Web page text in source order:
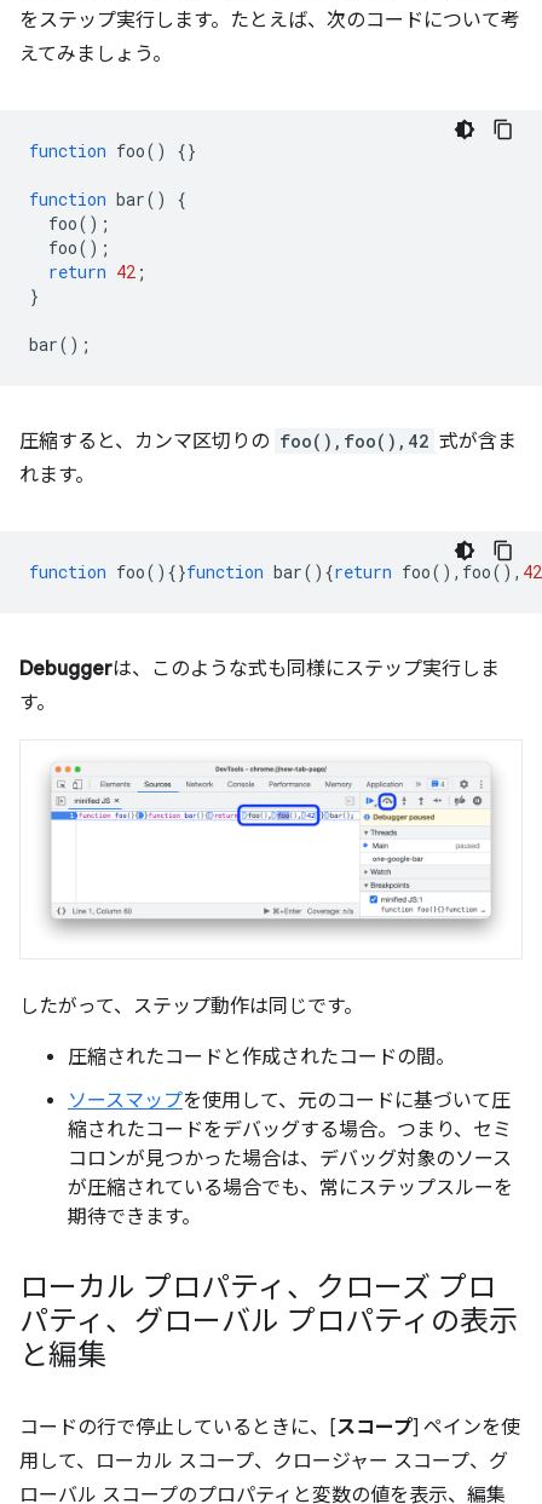
をステップ実行します。たとえば、次のコードについて考
えてみましょう。
function foo() {}
function bar()
{
foo();
foo();
return 42 ;
}
bar();
圧縮すると、カンマ区切りの foo(),foo(),42 式が含ま
れます。
function foo(){}function bar(){return foo(), foo(), 42
Debuggerは、このような式も同様にステップ実行しま
す。
したがって、ステップ動作は同じです。
圧縮されたコードと作成されたコードの間。
ソースマップを使用して、元のコードに基づいて圧
縮されたコードをデバッグする場合。つまり、セミ
コロンが見つかった場合は、デバッグ対象のソース
が圧縮されている場合でも、常にステップスルーを
期待できます。
ローカル プロパティ、クローズ プロ
パティ、グローバル プロパティの表示
と編集
コードの行で停止しているときに、[スコープ] ペインを使
用して、ローカル スコープ、クロージャー スコープ、グ
ローバル スコープのプロパティと変数の値を表示、編集